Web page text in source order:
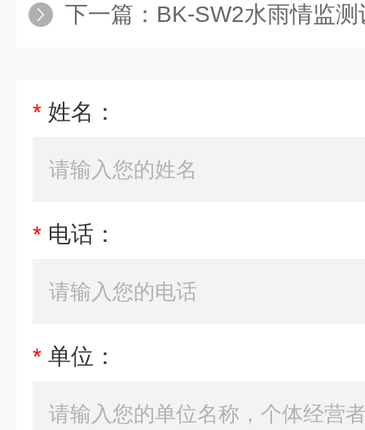
下一篇： BK-SW2水雨情监测
* 姓名：
* 电话：
* 单位：